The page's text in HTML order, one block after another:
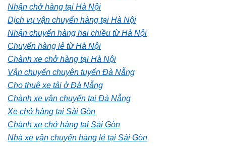
Nhận chở hàng tại Hà Nội
Dịch vụ vận chuyển hàng tại Hà Nội
Nhận chuyển hàng hai chiều từ Hà Nội
Chuyển hàng lẻ từ Hà Nội
Chành xe chở hàng tại Hà Nội
Vận chuyển chuyên tuyến Đà Nẵng
Cho thuê xe tải ở Đà Nẵng
Chành xe vận chuyển tại Đà Nẵng
Xe chở hàng tại Sài Gòn
Chành xe chở hàng tại Sài Gòn
Nhà xe vận chuyển hàng lẻ tại Sài Gòn